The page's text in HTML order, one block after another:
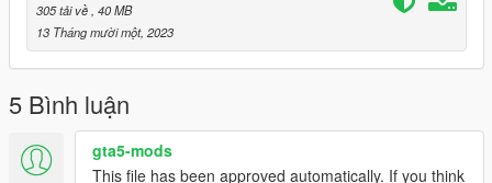
305 tải về, 40 MB
13 Tháng mười một, 2023
5 Bình luận
gta5-mods
This file has been approved automatically. If you think